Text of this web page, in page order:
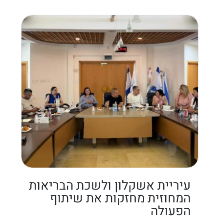
עיריית אשקלון ולשכת הבריאות
המחוזית מחזקות את שיתוף
הפעולה